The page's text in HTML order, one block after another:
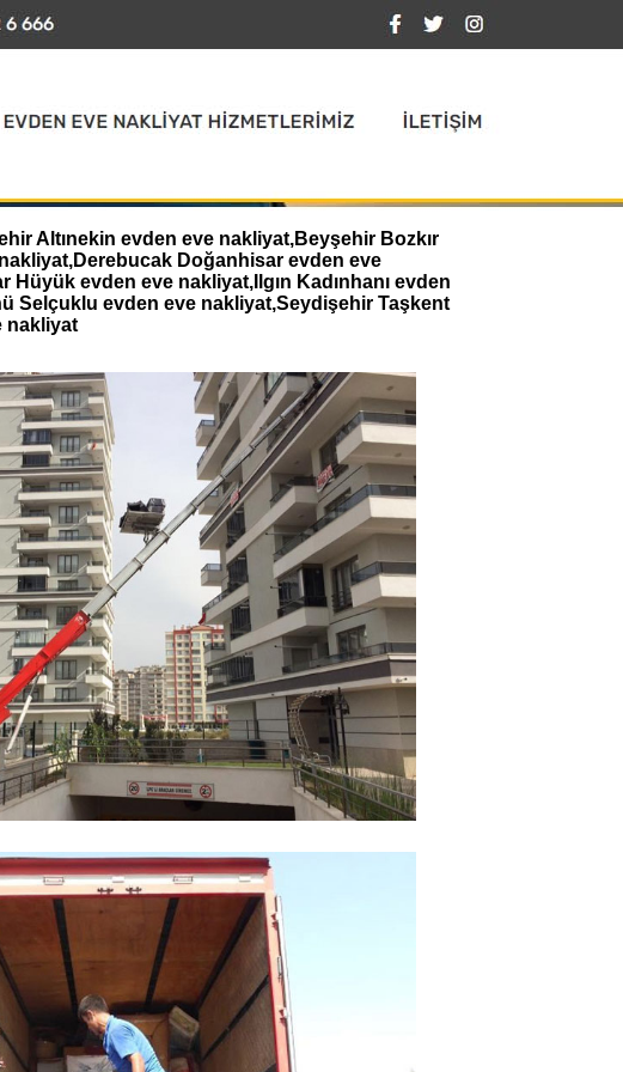
Altınekin evden eve nakliyat,Beyşehir Bozkır
Doğanhisar evden eve
evden eve nakliyat,Ilgın Kadınhanı evden
Selçuklu evden eve nakliyat,Seydişehir Taşkent
nakliyat